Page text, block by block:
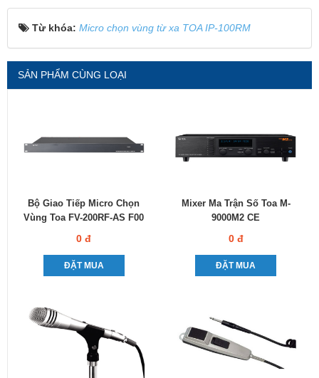
Từ khóa: Micro chọn vùng từ xa TOA IP-100RM
SẢN PHẨM CÙNG LOẠI
Bộ Giao Tiếp Micro Chọn
Vùng Toa FV-200RF-AS F00
0 đ
ĐẶT MUA
Mixer Ma Trận Số Toa M-
9000M2 CE
0 đ
ĐẶT MUA